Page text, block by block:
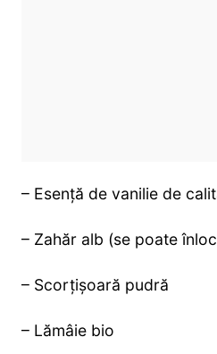
– Esență de vanilie de
– Zahăr alb (se poate
– Scorțișoară pudră
– Lămâie bio